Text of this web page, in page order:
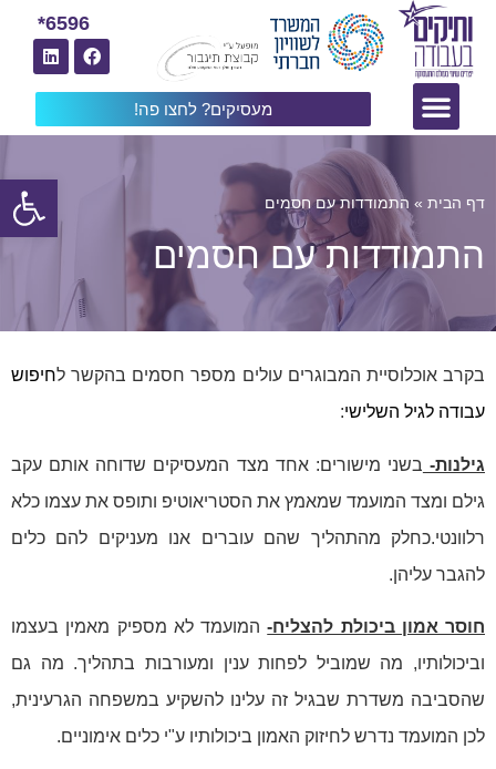
מעסיקים? לחצו פה!
6596*
דף הבית » התמודדות עם חסמים
התמודדות עם חסמים
בקרב אוכלוסיית המבוגרים עולים מספר חסמים בהקשר לחיפוש
עבודה לגיל השלישי:
גילנות- בשני מישורים: אחד מצד המעסיקים שדוחה אותם עקב
גילם ומצד המועמד שמאמץ את הסטריאוטיפ ותופס את עצמו כלא
רלוונטי.כחלק מהתהליך שהם עוברים אנו מעניקים להם כלים
להגבר עליהן.
חוסר אמון ביכולת להצליח- המועמד לא מספיק מאמין בעצמו
וביכולותיו, מה שמוביל לפחות ענין ומעורבות בתהליך. מה גם
שהסביבה משדרת שבגיל זה עלינו להשקיע במשפחה הגרעינית,
לכן המועמד נדרש לחיזוק האמון ביכולותיו ע"י כלים אימוניים.